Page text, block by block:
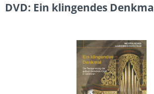
DVD: Ein klingendes